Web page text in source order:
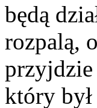
będą
rozpalą,
który był